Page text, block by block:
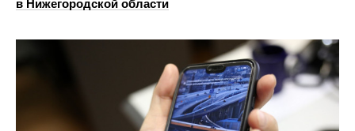
в Нижегородской области